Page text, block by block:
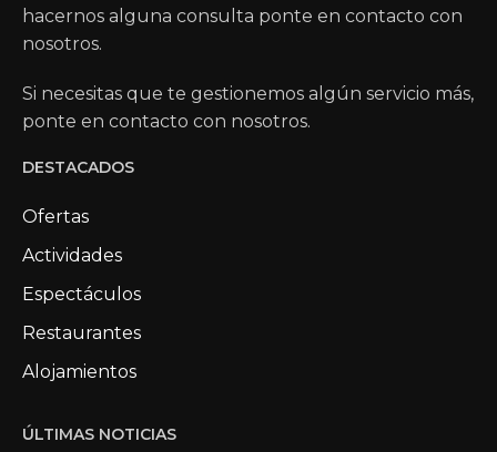
hacernos alguna consulta ponte en contacto con
nosotros.
Si necesitas que te gestionemos algún servicio más,
ponte en contacto con nosotros.
DESTACADOS
Ofertas
Actividades
Espectáculos
Restaurantes
Alojamientos
ÚLTIMAS NOTICIAS